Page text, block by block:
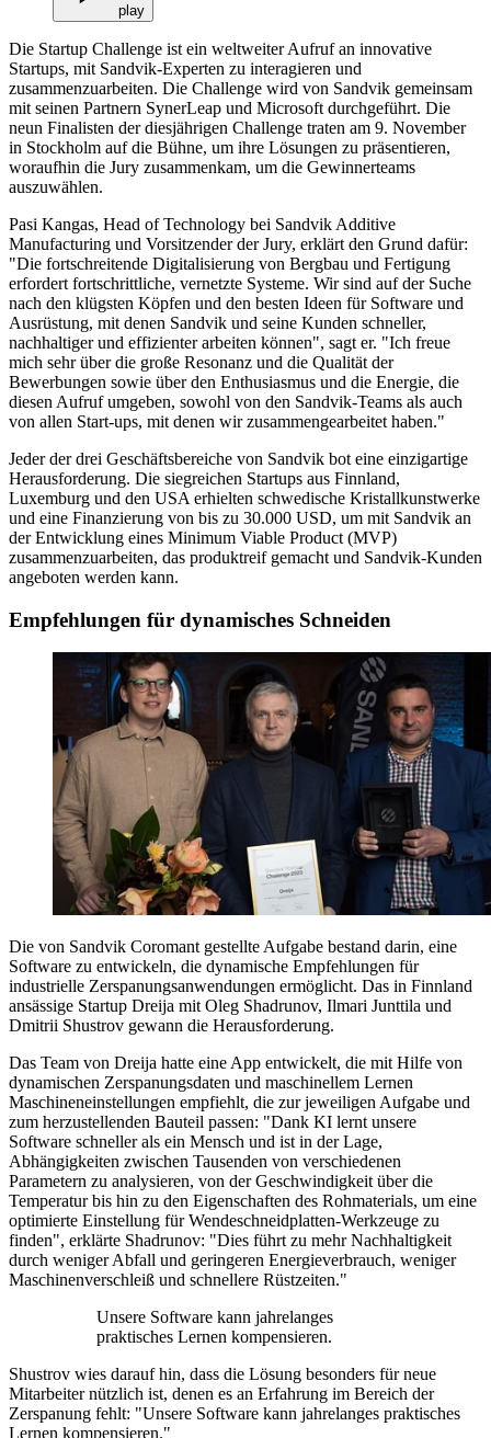
play
Die Startup Challenge ist ein weltweiter Aufruf an innovative
Startups, mit Sandvik-Experten zu interagieren und
zusammenzuarbeiten. Die Challenge wird von Sandvik gemeinsam
mit seinen Partnern SynerLeap und Microsoft durchgeführt. Die
neun Finalisten der diesjährigen Challenge traten am 9. November
in Stockholm auf die Bühne, um ihre Lösungen zu präsentieren,
woraufhin die Jury zusammenkam, um die Gewinnerteams
auszuwählen.
Pasi Kangas, Head of Technology bei Sandvik Additive
Manufacturing und Vorsitzender der Jury, erklärt den Grund dafür:
"Die fortschreitende Digitalisierung von Bergbau und Fertigung
erfordert fortschrittliche, vernetzte Systeme. Wir sind auf der Suche
nach den klügsten Köpfen und den besten Ideen für Software und
Ausrüstung, mit denen Sandvik und seine Kunden schneller,
nachhaltiger und effizienter arbeiten können", sagt er. "Ich freue
mich sehr über die große Resonanz und die Qualität der
Bewerbungen sowie über den Enthusiasmus und die Energie, die
diesen Aufruf umgeben, sowohl von den Sandvik-Teams als auch
von allen Start-ups, mit denen wir zusammengearbeitet haben."
Jeder der drei Geschäftsbereiche von Sandvik bot eine einzigartige
Herausforderung. Die siegreichen Startups aus Finnland,
Luxemburg und den USA erhielten schwedische Kristallkunstwerke
und eine Finanzierung von bis zu 30.000 USD, um mit Sandvik an
der Entwicklung eines Minimum Viable Product (MVP)
zusammenzuarbeiten, das produktreif gemacht und Sandvik-Kunden
angeboten werden kann.
Empfehlungen für dynamisches Schneiden
Die von Sandvik Coromant gestellte Aufgabe bestand darin, eine
Software zu entwickeln, die dynamische Empfehlungen für
industrielle Zerspanungsanwendungen ermöglicht. Das in Finnland
ansässige Startup Dreija mit Oleg Shadrunov, Ilmari Junttila und
Dmitrii Shustrov gewann die Herausforderung.
Das Team von Dreija hatte eine App entwickelt, die mit Hilfe von
dynamischen Zerspanungsdaten und maschinellem Lernen
Maschineneinstellungen empfiehlt, die zur jeweiligen Aufgabe und
zum herzustellenden Bauteil passen: "Dank KI lernt unsere
Software schneller als ein Mensch und ist in der Lage,
Abhängigkeiten zwischen Tausenden von verschiedenen
Parametern zu analysieren, von der Geschwindigkeit über die
Temperatur bis hin zu den Eigenschaften des Rohmaterials, um eine
optimierte Einstellung für Wendeschneidplatten-Werkzeuge zu
finden", erklärte Shadrunov: "Dies führt zu mehr Nachhaltigkeit
durch weniger Abfall und geringeren Energieverbrauch, weniger
Maschinenverschleiß und schnellere Rüstzeiten."
Unsere Software kann jahrelanges
praktisches Lernen kompensieren.
Shustrov wies darauf hin, dass die Lösung besonders für neue
Mitarbeiter nützlich ist, denen es an Erfahrung im Bereich der
Zerspanung fehlt: "Unsere Software kann jahrelanges praktisches
Lernen kompensieren."